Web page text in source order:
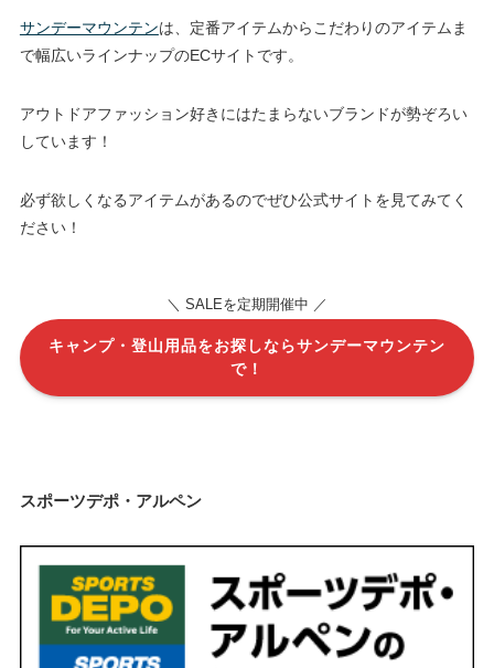
サンデーマウンテンは、定番アイテムからこだわりのアイテムま
で幅広いラインナップのECサイトです。
アウトドアファッション好きにはたまらないブランドが勢ぞろい
しています！
必ず欲しくなるアイテムがあるのでぜひ公式サイトを見てみてく
ださい！
＼ SALEを定期開催中 ／
キャンプ・登山用品をお探しならサンデーマウンテン
で！
スポーツデポ・アルペン